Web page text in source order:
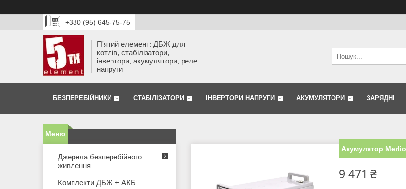
+380 (95) 645-75-75
П'ятий елемент: ДБЖ для
котлів, стабілізатори,
інвертори, акумулятори, реле
напруги
БЕЗПЕРЕБІЙНИКИ СТАБІЛІЗАТОРИ ІНВЕРТОРИ НАПРУГИ АКУМУЛЯТОРИ ЗАРЯДНІ
Акумулятор
9 471 ₴
Джерела безперебійного
живлення
Комплекти ДБЖ + АКБ